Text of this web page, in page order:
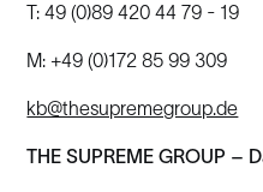
T: 49 (0)89 420 44 79 - 19
M: +49 (0)172 85 99 309
kb@thesupremegroup.de
THE SUPREME GROUP –